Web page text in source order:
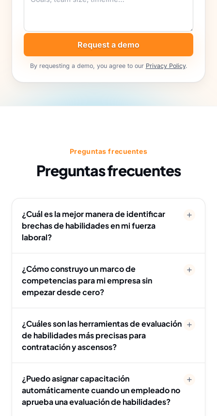
Request a demo
By requesting a demo, you agree to our Privacy Policy.
Preguntas frecuentes
Preguntas frecuentes
¿Cuál es la mejor manera de identificar
brechas de habilidades en mi fuerza
laboral?
¿Cómo construyo un marco de
competencias para mi empresa sin
empezar desde cero?
¿Cuáles son las herramientas de evaluación
de habilidades más precisas para
contratación y ascensos?
¿Puedo asignar capacitación
automáticamente cuando un empleado no
aprueba una evaluación de habilidades?